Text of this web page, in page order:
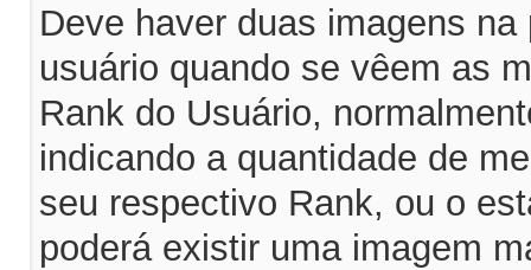
Deve haver duas imagens
usuário quando se vêem as
Rank do Usuário,
indicando a quantidade de
seu respectivo Rank, ou o
poderá existir uma imagem